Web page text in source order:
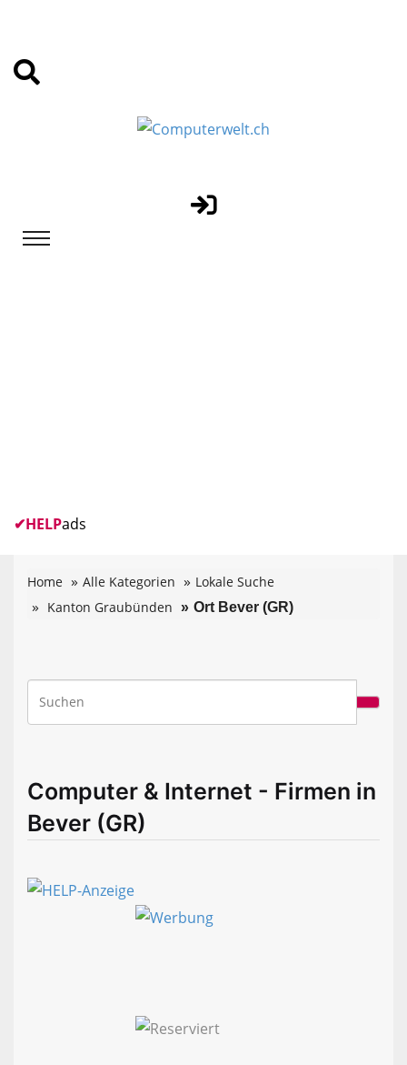
✔HELPads
Home Alle Kategorien
Lokale Suche
Kanton Graubünden
Ort Bever (GR)
Computer & Internet - Firmen in
Bever (GR)